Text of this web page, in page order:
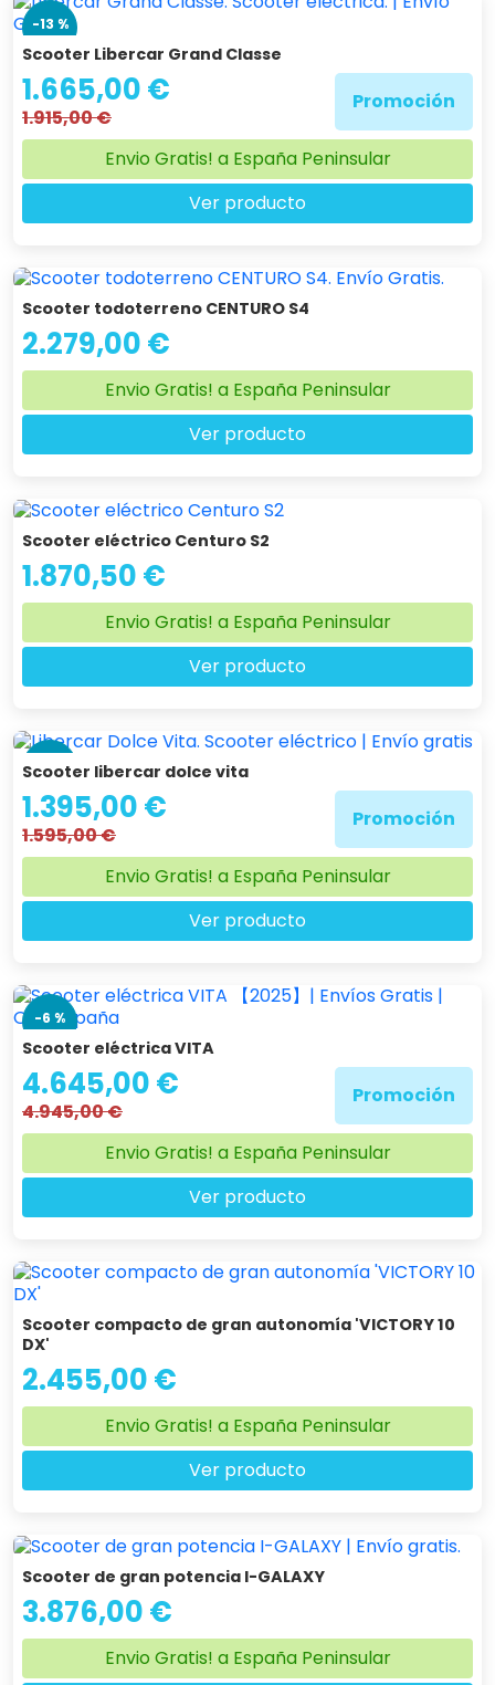
-13 %
Scooter Libercar Grand Classe
1.665,00 €
1.915,00 €
Promoción
Envio Gratis! a España Peninsular
Ver producto
Scooter todoterreno CENTURO S4
2.279,00 €
Envio Gratis! a España Peninsular
Ver producto
Scooter eléctrico Centuro S2
1.870,50 €
Envio Gratis! a España Peninsular
Ver producto
-13 %
Scooter libercar dolce vita
1.395,00 €
1.595,00 €
Promoción
Envio Gratis! a España Peninsular
Ver producto
-6 %
Scooter eléctrica VITA
4.645,00 €
4.945,00 €
Promoción
Envio Gratis! a España Peninsular
Ver producto
Scooter compacto de gran autonomía 'VICTORY 10
DX'
2.455,00 €
Envio Gratis! a España Peninsular
Ver producto
Scooter de gran potencia I-GALAXY
3.876,00 €
Envio Gratis! a España Peninsular